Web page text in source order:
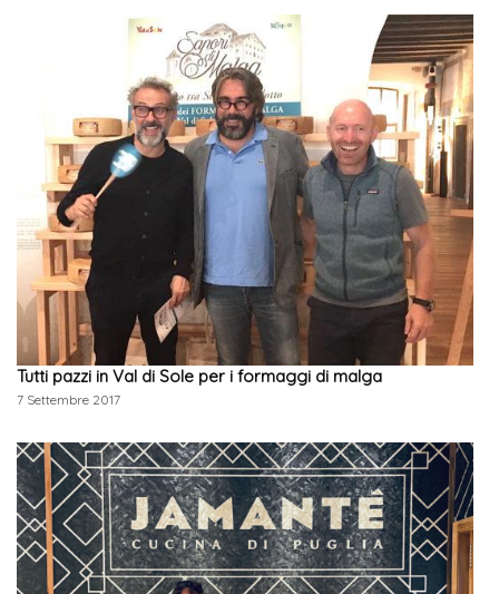
Tutti pazzi in Val di Sole per i formaggi di malga
7 Settembre 2017